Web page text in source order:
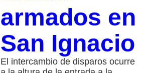
armados en
San Ignacio
El intercambio de disparos ocurre